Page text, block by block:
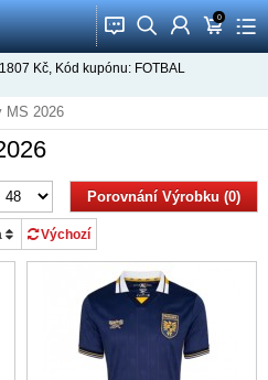
󰂱 󰂨 󰃳 0
󰃦 󰃖
1807 Kč, Kód kupónu: FOTBAL
MS 2026
Porovnání Výrobku (0)
Výchozí